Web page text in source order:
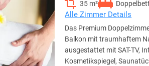
35 m²
Alle Zimmer Details
Das Premium
Balkon mit traumhaftem
ausgestattet mit SAT-TV,
Kosmetikspiegel,